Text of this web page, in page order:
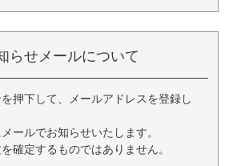
らせメールについて
押下して、メールアドレスを登録し
ールでお知らせいたします。
確定するものではありません。